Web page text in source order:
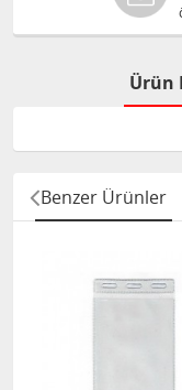
Ürün
Benzer Ürünler